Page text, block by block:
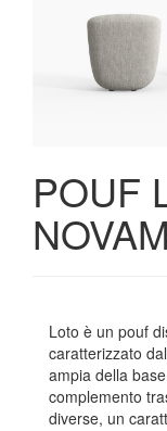
POUF
Loto è un pouf
caratterizzato
ampia della
complemento
diverse, un